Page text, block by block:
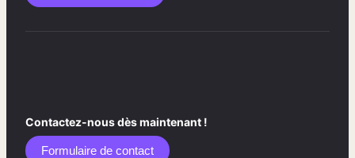
Contactez-nous dès maintenant !
Formulaire de contact​